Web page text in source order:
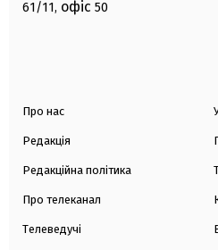
61/11, офіс 50
Про нас
Редакція
Редакційна політика
Про телеканал
Телеведучі